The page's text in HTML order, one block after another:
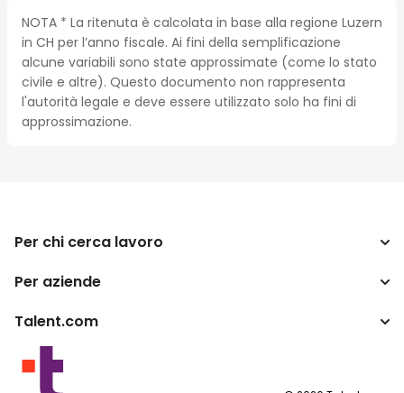
NOTA * La ritenuta è calcolata in base alla regione Luzern
in CH per l’anno fiscale. Ai fini della semplificazione
alcune variabili sono state approssimate (come lo stato
civile e altre). Questo documento non rappresenta
l'autorità legale e deve essere utilizzato solo ha fini di
approssimazione.
Per chi cerca lavoro
Cerca lavoro
Convertitore di stipendio
Per aziende
Aziende
Programma per publishers
Talent.com
Più paesi
Condizioni di utilizzo